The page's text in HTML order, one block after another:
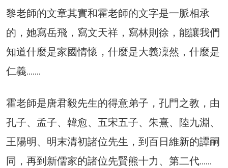
黎老師的文章其實和霍老師的文字是一脈相承
的，她寫岳飛，寫文天祥，寫林則徐，能讓我們
知道什麼是家國情懷，什麼是大義凜然，什麼是
仁義…….
霍老師是唐君毅先生的得意弟子，孔門之教，由
孔子、孟子、韓愈、五宋五子、朱熹、陸九淵、
王陽明、明末清初諸位先生，到百日維新的譚嗣
同，再到新儒家的諸位先賢熊十力、第二代……